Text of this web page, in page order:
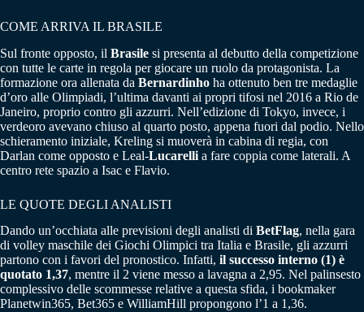
COME ARRIVA IL BRASILE
Sul fronte opposto, il Brasile si presenta al debutto della competizione
con tutte le carte in regola per giocare un ruolo da protagonista. La
formazione ora allenata da Bernardinho ha ottenuto ben tre medaglie
d’oro alle Olimpiadi, l’ultima davanti ai propri tifosi nel 2016 a Rio de
Janeiro, proprio contro gli azzurri. Nell’edizione di Tokyo, invece, i
verdeoro avevano chiuso al quarto posto, appena fuori dal podio. Nello
schieramento iniziale, Kreling si muoverà in cabina di regia, con
Darlan come opposto e Leal-Lucarelli a fare coppia come laterali. A
centro rete spazio a Isac e Flavio.
LE QUOTE DEGLI ANALISTI
Dando un’occhiata alle previsioni degli analisti di BetFlag, nella gara
di volley maschile dei Giochi Olimpici tra Italia e Brasile, gli azzurri
partono con i favori del pronostico. Infatti, il successo interno (1) è
quotato 1,37, mentre il 2 viene messo a lavagna a 2,95. Nel palinsesto
complessivo delle scommesse relative a questa sfida, i bookmaker
Planetwin365, Bet365 e WilliamHill propongono l’1 a 1,36.